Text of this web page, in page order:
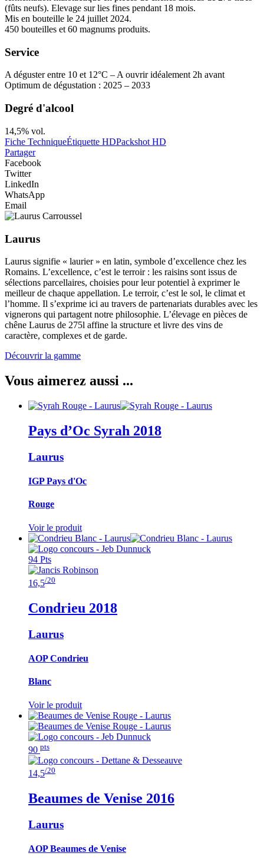
(fûts neufs). Elevage sur lies fines pendant 18 mois.
Mis en bouteille le 24 juillet 2024.
450 bouteilles et 60 magnums produits.
Service
A déguster entre 10 et 12°C – A ouvrir idéalement 2h avant
Optimum de dégustation : 2025 – 2033
Degré d'alcool
14,5% vol.
Fiche TechniqueÉtiquette HDPackshot HD
Partager
Facebook
Twitter
LinkedIn
WhatsApp
Email
Laurus
Laurus signifie « laurier » en latin, symbole d’excellence chez les
Romains. L’excellence, c’est le terroir : les raisins sont issus de
sélections parcellaires, choisies pour leur potentiel à exprimer le
meilleur de chaque appellation. Le terroir, c’est le sol, le climat et
l’homme. Il s’exprime ici au travers de partenariats durables avec les
vignerons qui partagent notre philosophie. L’élevage en pièces de
chêne Laurus de 275l affine la structure et livre des vins de
caractère, complexes et de garde.
Découvrir la gamme
Vous aimerez aussi ...
Pays d’Oc Syrah 2018
Laurus
IGP Pays d'Oc
Rouge
Voir le produit
94 Pts
16,5/20
Condrieu 2018
Laurus
AOP Condrieu
Blanc
Voir le produit
90 pts
14,5/20
Beaumes de Venise 2016
Laurus
AOP Beaumes de Venise